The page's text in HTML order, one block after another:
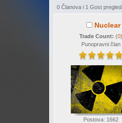
0 Članova i 1 Gost
Nuclear
Trade Count: (0)
Punopravni član
Postova: 1662